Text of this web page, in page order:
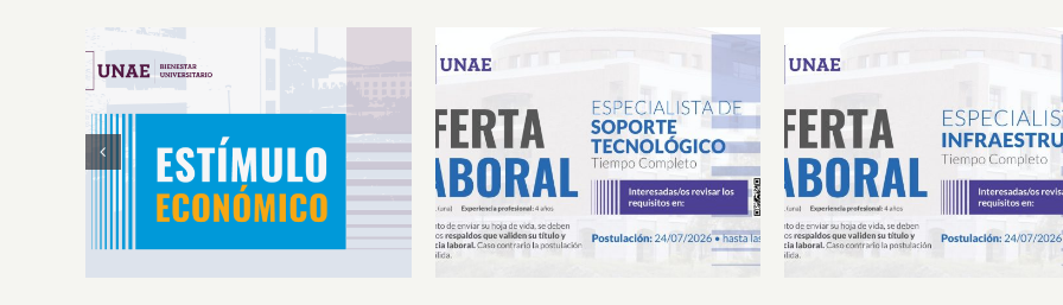
Estímulos Económicos para
Deportistas de Alto
Rendimiento IS2026
Oferta Laboral Especialista de
Soporte Tecnológico
Oferta Laboral Especialista
Infraestructura